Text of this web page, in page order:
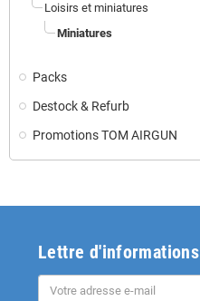
Loisirs et miniatures
Miniatures
Packs
Destock & Refurb
Promotions TOM AIRGUN
Lettre d'informations